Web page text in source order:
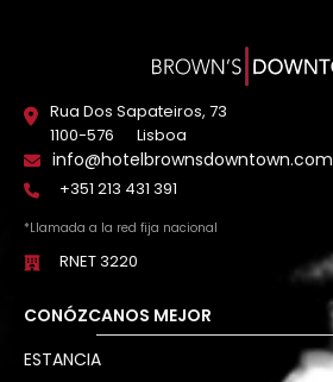
Rua Dos Sapateiros, 73
1100-576
Lisboa
info@hotelbrownsdowntown.com
+351 213 431 391
*Llamada a la red fija nacional
RNET 3220
CONÓZCANOS MEJOR
ESTANCIA